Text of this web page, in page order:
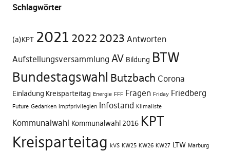
Schlagwörter
(a)KPT 2021 2022 2023 Antworten
Aufstellungsversammlung AV Bildung BTW
Bundestagswahl Butzbach Corona
Einladung Kreisparteitag Energie FFF Fragen Friday Friedberg
Future Gedanken Impfprivilegien Infostand Klimaliste
Kommunalwahl Kommunalwahl 2016 KPT
Kreisparteitag kVS KW25 KW26 KW27 LTW Marburg